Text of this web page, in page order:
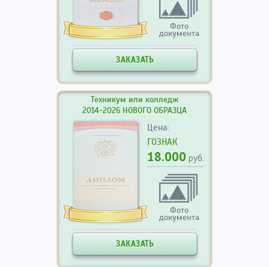
Фото
документа
ЗАКАЗАТЬ
Техникум или колледж
2014-2026 НОВОГО ОБРАЗЦА
Цена:
ГОЗНАК
18.000 руб.
Фото
документа
ЗАКАЗАТЬ